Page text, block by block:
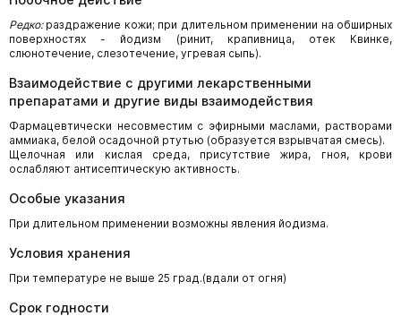
Редко:раздражение кожи; при длительном применении на обширных
поверхностях - йодизм (ринит, крапивница, отек Квинке,
слюнотечение, слезотечение, угревая сыпь).
Взаимодействие с другими лекарственными
препаратами и другие виды взаимодействия
Фармацевтически несовместим с эфирными маслами, растворами
аммиака, белой осадочной ртутью (образуется взрывчатая смесь).
Щелочная или кислая среда, присутствие жира, гноя, крови
ослабляют антисептическую активность.
Особые указания
При длительном применении возможны явления йодизма.
Условия хранения
При температуре не выше 25 град.(вдали от огня)
Срок годности